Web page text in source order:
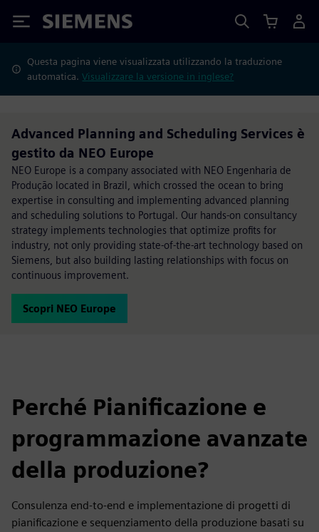
Siemens
Questa pagina viene visualizzata utilizzando la traduzione
automatica.Visualizzare la versione in inglese?
Advanced Planning and Scheduling Services è
gestito da NEO Europe
NEO Europe is a company associated with NEO Engenharia de
Produção located in Brazil, which crossed the ocean to bring
expertise in consulting and implementing advanced planning
and scheduling solutions to Portugal. Our hands-on consultancy
strategy implements technologies that optimize profits for
industry, not only providing state-of-the-art technology based on
Siemens, but also building lasting relationships with focus on
continuous improvement.
Scopri NEO Europe
Perché Pianificazione e
programmazione avanzate
della produzione?
Consulenza end-to-end e implementazione di progetti di
pianificazione e sequenziamento della produzione basati su